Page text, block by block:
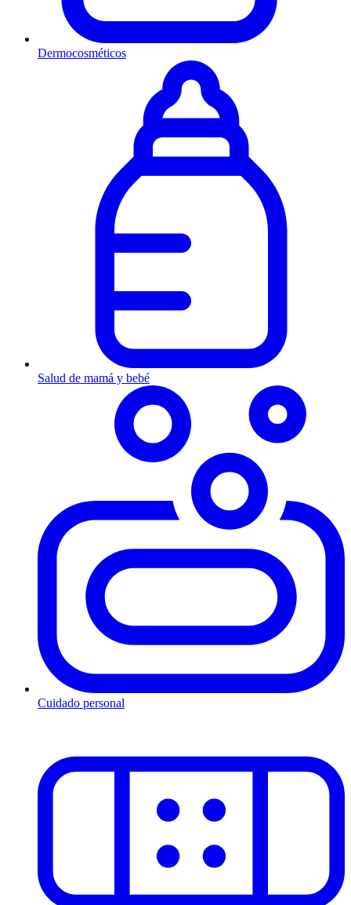
Dermocosméticos
Salud de mamá y bebé
Cuidado personal